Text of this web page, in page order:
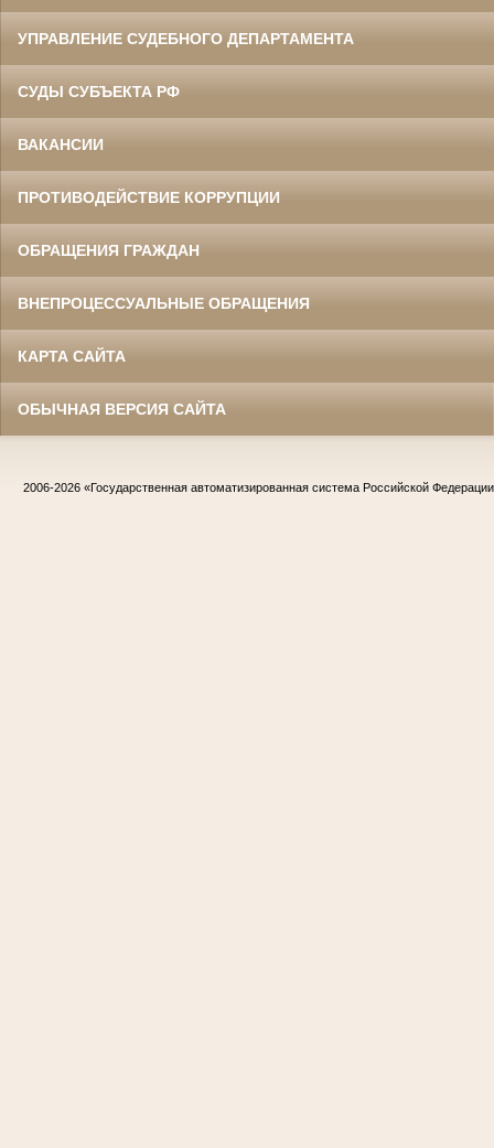
УПРАВЛЕНИЕ СУДЕБНОГО ДЕПАРТАМЕНТА
СУДЫ СУБЪЕКТА РФ
ВАКАНСИИ
ПРОТИВОДЕЙСТВИЕ КОРРУПЦИИ
ОБРАЩЕНИЯ ГРАЖДАН
ВНЕПРОЦЕССУАЛЬНЫЕ ОБРАЩЕНИЯ
КАРТА САЙТА
ОБЫЧНАЯ ВЕРСИЯ САЙТА
2006-2026 «Государственная автоматизированная система Российской